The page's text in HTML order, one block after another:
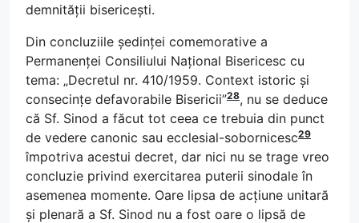
demnității bisericești.
Din concluziile ședinței comemorative a
Permanenței Consiliului Național Bisericesc cu
tema: „Decretul nr. 410/1959. Context istoric și
consecințe defavorabile Bisericii”28, nu se deduce
că Sf. Sinod a făcut tot ceea ce trebuia din punct
de vedere canonic sau ecclesial-sobornicesc29
împotriva acestui decret, dar nici nu se trage vreo
concluzie privind exercitarea puterii sinodale în
asemenea momente. Oare lipsa de acțiune unitară
și plenară a Sf. Sinod nu a fost oare o lipsă de